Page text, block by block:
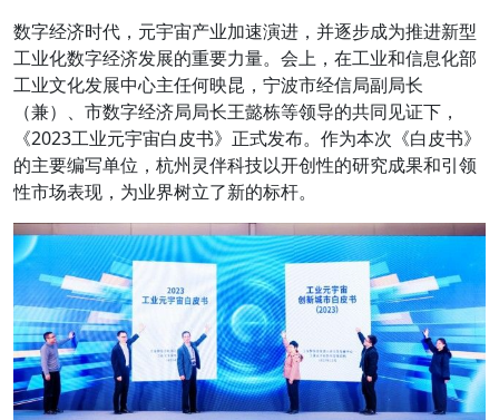
数字经济时代，元宇宙产业加速演进，并逐步成为推进新型
工业化数字经济发展的重要力量。会上，在工业和信息化部
工业文化发展中心主任何映昆，宁波市经信局副局长
（兼）、市数字经济局局长王懿栋等领导的共同见证下，
《2023工业元宇宙白皮书》正式发布。作为本次《白皮书》
的主要编写单位，杭州灵伴科技以开创性的研究成果和引领
性市场表现，为业界树立了新的标杆。